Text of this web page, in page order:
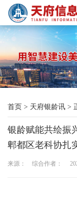
首页 > 天府银龄讯 >
银龄赋能共绘
郫都区老科协扎
来源： 综合作者：